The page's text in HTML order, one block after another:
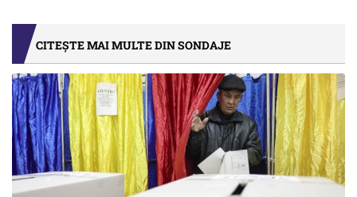
CITEȘTE MAI MULTE DIN SONDAJE